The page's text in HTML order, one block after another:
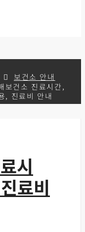
보건소 안내
보건소 진료시간,
, 진료비 안내
시
료비